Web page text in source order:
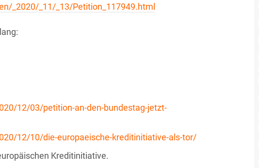
_2020/_11/_13/Petition_117949.html
12/03/petition-an-den-bundestag-jetzt-
12/10/die-europaeische-kreditinitiative-als-tor/
Kreditinitiative.